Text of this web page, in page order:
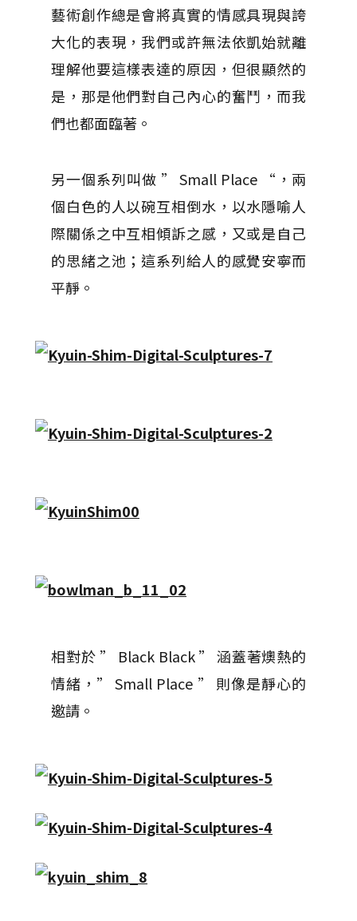
藝術創作總是會將真實的情感具現與誇
大化的表現，我們或許無法依凱始就離
理解他要這樣表達的原因，但很顯然的
是，那是他們對自己內心的奮鬥，而我
們也都面臨著。
另一個系列叫做 ” Small Place “，兩
個白色的人以碗互相倒水，以水隱喻人
際關係之中互相傾訴之感，又或是自己
的思緒之池；這系列給人的感覺安寧而
平靜。
相對於 ” Black Black ” 涵蓋著燠熱的
情緒，” Small Place ” 則像是靜心的
邀請。